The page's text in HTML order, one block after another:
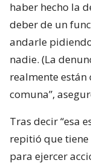
haber hecho la
deber de un
andarle
nadie. (La
realmente
comuna”,
Tras decir “esa
repitió que tiene
para ejercer